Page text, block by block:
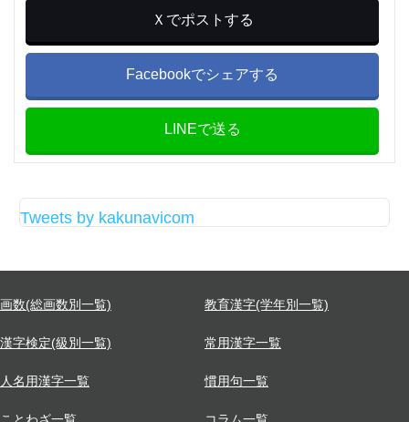
Ｘでポストする
Facebookでシェアする
LINEで送る
Tweets by kakunavicom
画数(総画数別一覧) 教育漢字(学年別一覧)
漢字検定(級別一覧) 常用漢字一覧
人名用漢字一覧 慣用句一覧